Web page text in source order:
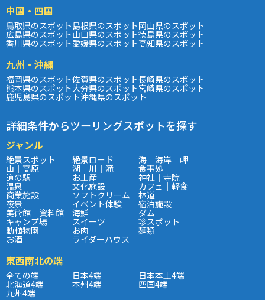
中国・四国
鳥取県のスポット島根県のスポット岡山県のスポット
広島県のスポット山口県のスポット徳島県のスポット
香川県のスポット愛媛県のスポット高知県のスポット
九州・沖縄
福岡県のスポット佐賀県のスポット長崎県のスポット
熊本県のスポット大分県のスポット宮崎県のスポット
鹿児島県のスポット沖縄県のスポット
詳細条件からツーリングスポットを探す
ジャンル
絶景スポット 絶景ロード 海｜海岸｜岬
山｜高原 湖｜川｜滝 食事処
道の駅 お土産 神社｜寺院
温泉 文化施設 カフェ｜軽食
商業施設 ソフトクリーム 林道
夜景 イベント体験 宿泊施設
美術館｜資料館 海鮮 ダム
キャンプ場 スイーツ 珍スポット
動植物園 お肉 麺類
お酒 ライダーハウス
東西南北の端
全ての端 日本4端 日本本土4端
北海道4端 本州4端 四国4端
九州4端